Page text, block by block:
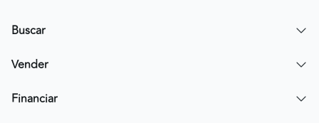
Buscar
Encuentra un carro
Vender
Publicar mi vehículo
Financiar